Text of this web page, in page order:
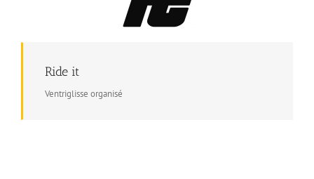
Ride it
Ventriglisse organisé